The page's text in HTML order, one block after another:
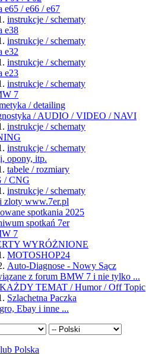
e65 / e66 / e67
instrukcje / schematy
e38
instrukcje / schematy
e32
instrukcje / schematy
e23
instrukcje / schematy
7
/ detailing
/ AUDIO / VIDEO / NAVI
instrukcje / schematy
instrukcje / schematy
opony, itp.
tabele / rozmiary
/ CNG
instrukcje / schematy
zloty www.7er.pl
spotkania 2025
spotkań 7er
7
WYRÓŻNIONE
MOTOSHOP24
Auto-Diagnose - Nowy Sącz
z forum BMW 7 i nie tylko ...
TEMAT / Humor / Off Topic
Szlachetna Paczka
Ebay i inne ...
Polska